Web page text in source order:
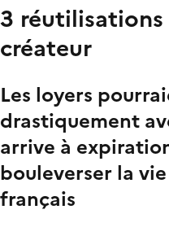
3
créateur
Les loyers
drastiquement
arrive à
bouleverser la
français